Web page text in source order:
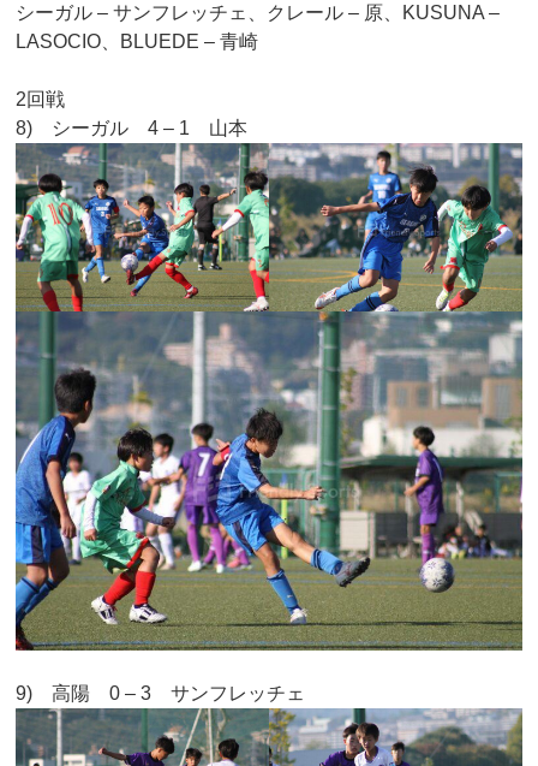
シーガル – サンフレッチェ、クレール – 原、KUSUNA –
LASOCIO、BLUEDE – 青崎
2回戦
8) シーガル 4 – 1 山本
9) 高陽 0 – 3 サンフレッチェ